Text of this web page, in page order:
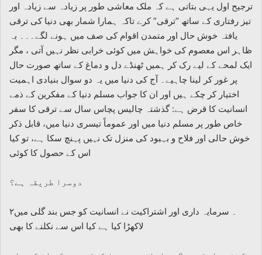
ترجیح اول یہی بتاتی ہے کہ ملک معاشی طور پر زیادہ سے زیادہ اور
تیز رفتاری کے ساتھ “ترقی” کرے تاکہ ہمارا شمار بھی دنیا کی ترقی
یافتہ خوش حال اور متمدن اقوام کی صف میں ہونے لگے۔۔۔ بہ
ظاہر اس معصوم کی خواہش میں کوئی خرابی نظر نہیں آتی ، مگر
ایک لمحے کے لیے رک کر ہمیں ٹھنڈے دل و دماغ کے ساتھ صورت حال
پر غور کر لینا چاہیے۔ آج کی دنیا میں یہ دو سوال بنیادی اہمیت
اختیار کر چکے ہیں اور ان کا جواب مسلم دنیا کے مفکرین کے ذمے
انسانیت کا قرض ہے: گذشتہ چالیس پچاس سال سے ترقی کا سفر
خاص طور پر مسلم دنیا میں اور عموماً تیسری دنیا میں، قابل ذکر
خوش حالی اور فلاح و بہبود کی منزل تک نہیں پہنچ سکا ہے، تو کیا
اس کے حصول کا کوئی
دوسرا طریقہ ہے؟
۲۔ سرمایہ داری اور اشتراکیت نے انسانیت کو جس بند گلی میں
لاکھڑا کیا ہے کیا اس سے نکلنے کا بھی